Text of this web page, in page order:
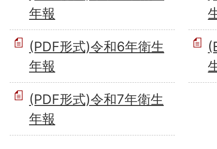
年報
(PDF形式)令和6年衛生
年報
(PDF形式)令和7年衛生
年報